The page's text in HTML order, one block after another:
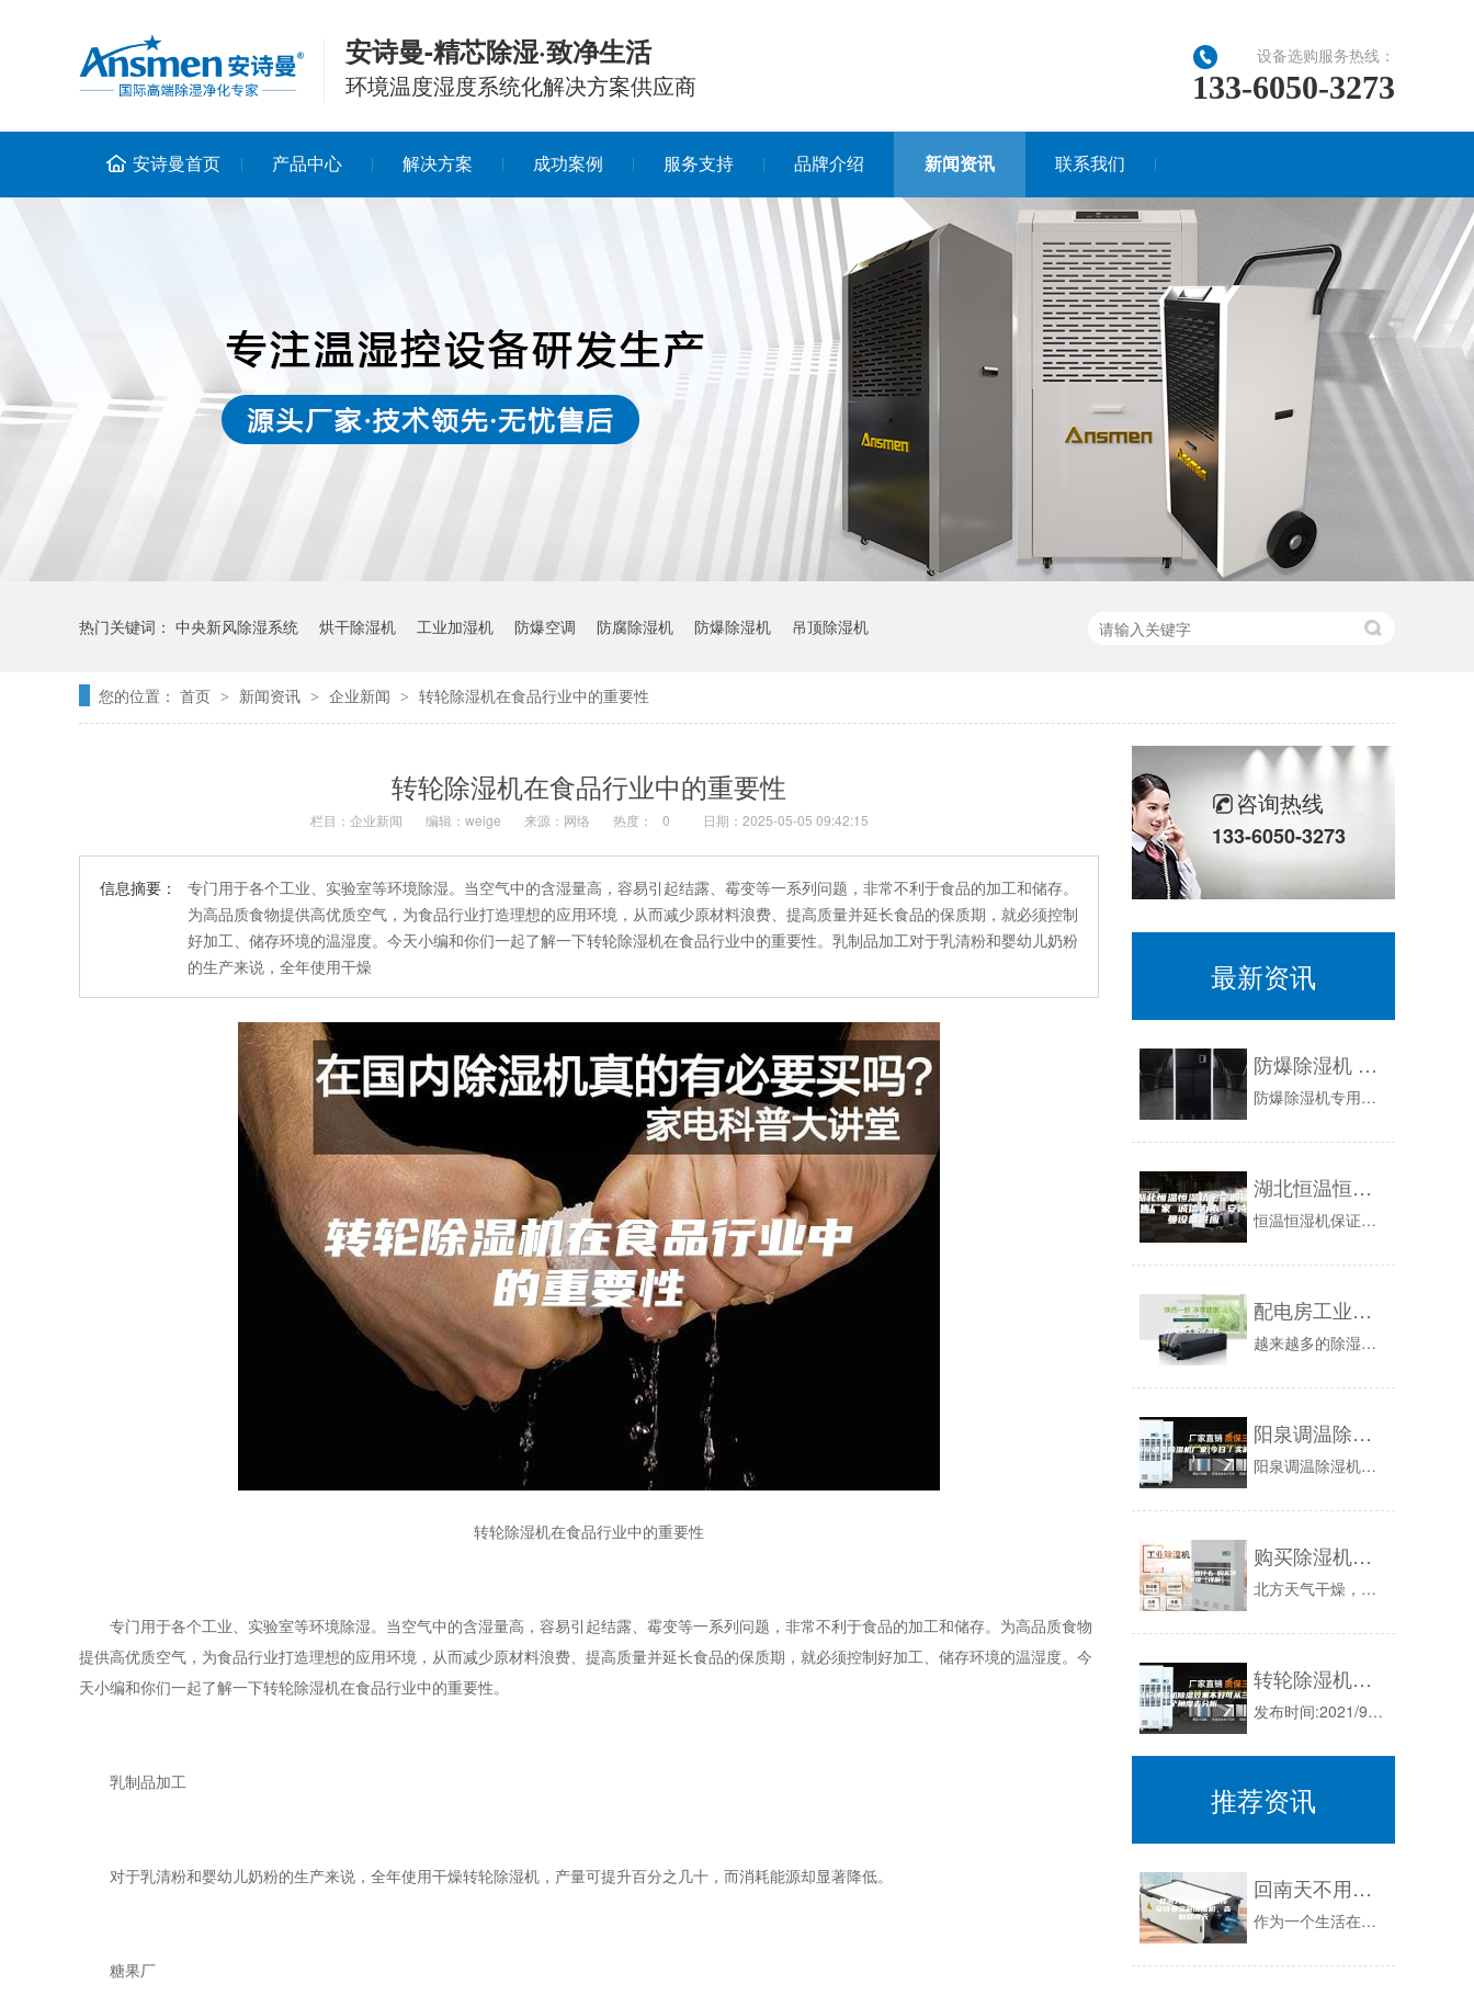
安诗曼-精芯除湿·致净生活
环境温度湿度系统化解决方案供应商
设备选购服务热线：
133-6050-3273
安诗曼首页 产品中心 解决方案 成功案例 服务支持 品牌介绍 新闻资讯 联系我们
热门关键词： 中央新风除湿系统 烘干除湿机 工业加湿机 防爆空调 防腐除湿机 防爆除湿机 吊顶除湿机
您的位置： 首页 > 新闻资讯 > 企业新闻 > 转轮除湿机在食品行业中的重要性
转轮除湿机在食品行业中的重要性
栏目： 企业新闻 编辑：weige 来源：网络 热度： 0 日期：2025-05-05 09:42:15
信息摘要：
专门用于各个工业、实验室等环境除湿。当空气中的含湿量高，容易引起结露、霉变等一系列问题，非常不利于食品的加工和储存。
为高品质食物提供高优质空气，为食品行业打造理想的应用环境，从而减少原材料浪费、提高质量并延长食品的保质期，就必须控制
好加工、储存环境的温湿度。今天小编和你们一起了解一下转轮除湿机在食品行业中的重要性。乳制品加工对于乳清粉和婴幼儿奶粉
的生产来说，全年使用干燥
转轮除湿机在食品行业中的重要性
专门用于各个工业、实验室等环境除湿。当空气中的含湿量高，容易引起结露、霉变等一系列问题，非常不利于食品的加工和储存。为高品质食物
提供高优质空气，为食品行业打造理想的应用环境，从而减少原材料浪费、提高质量并延长食品的保质期，就必须控制好加工、储存环境的温湿度。今
天小编和你们一起了解一下转轮除湿机在食品行业中的重要性。
乳制品加工
对于乳清粉和婴幼儿奶粉的生产来说，全年使用干燥转轮除湿机，产量可提升百分之几十，而消耗能源却显著降低。
糖果厂
咨询热线
133-6050-3273
最新资讯
防爆除湿机 专用头盔自动喷涂车间除湿
防爆除湿机专用头盔自动喷涂车间除湿：随着公安部一声令下，电动车、摩托车使用的头盔、安全帽突然变成今年的第二个网红，因为从6月1日起，全国将开...
湖北恒温恒湿精密空调销售厂家 诚信为本 安诗曼设备供应
恒温恒湿机保证在环境试验中环境条件的再现性。可重复性一台环境可能用于同一类型产品的多次试验，而一台被试的工程产品也可能在不同的环境中进行试验...
配电房工业除湿机
越来越多的除湿机日趋流行，除湿机分为民用除湿机和工业除湿机，今天小编就具体为大家讲解下工业除湿机，越来越多的地方都在安装工业除湿机，配电房也...
阳泉调温除湿机厂家(今日／实时)
阳泉调温除湿机厂家(今日/实时)-制冷,除湿机抽取相对湿润的空气，通过内循环冷凝成水。那水流到哪里去呢？家用除湿机备有水箱，用于存水。而工业...
购买除湿机要注意什么 购买除湿机注意事项【详解】
北方天气干燥，南方地区阴雨绵绵，普遍潮湿，家里很多地方都是潮潮的，而的出现不仅降低了空间的湿度，也使我们远离了潮湿空气带来的危害。大家在购买...
转轮除湿机除湿效果不好可从三个角度去分析
发布时间:2021/9/2911:39:56很多朋友在使用转轮除湿机时发现湿度达不到设定值，因此就有了转轮除湿机除湿效果不好怎么办的疑问。其...
推荐资讯
回南天不用怕！选择安诗曼宝藏除湿机，告别回南天
作为一个生活在广东的人，最怕的天气就是回南天了。可能北方的朋友不太懂回南天有多可怕。一到回南天，你就能看到窗外一片白色的雾气，空气湿度大到仿...